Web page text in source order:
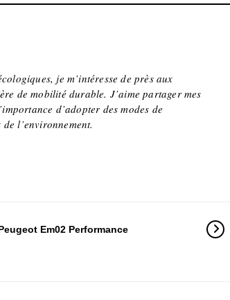
je m’intéresse de près aux
de mobilité durable. J’aime partager mes
d’adopter des modes de
l’environnement.
Em02 Performance